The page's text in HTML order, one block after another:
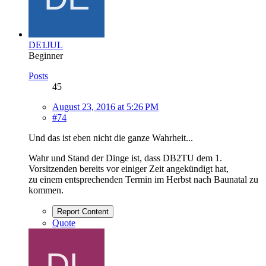
DE1JUL
Beginner
Posts
45
August 23, 2016 at 5:26 PM
#74
Und das ist eben nicht die ganze Wahrheit...
Wahr und Stand der Dinge ist, dass DB2TU dem 1.
Vorsitzenden bereits vor einiger Zeit angekündigt hat,
zu einem entsprechenden Termin im Herbst nach Baunatal zu
kommen.
Report Content
Quote